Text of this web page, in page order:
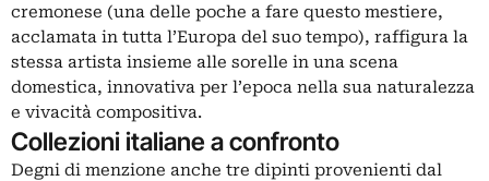
cremonese (una delle poche a fare questo mestiere,
acclamata in tutta l’Europa del suo tempo), raffigura la
stessa artista insieme alle sorelle in una scena
domestica, innovativa per l’epoca nella sua naturalezza
e vivacità compositiva.
Collezioni italiane a confronto
Degni di menzione anche tre dipinti provenienti dal